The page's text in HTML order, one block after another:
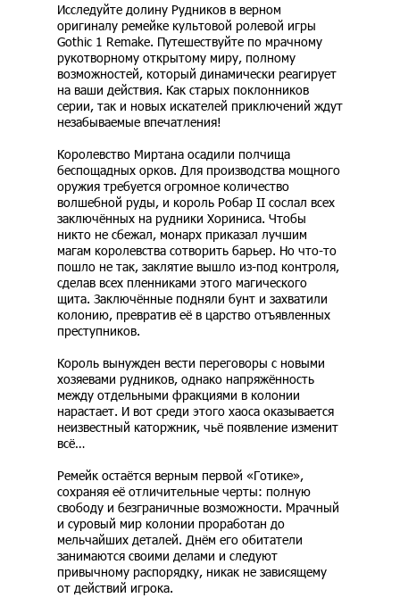
Исследуйте долину Рудников в верном
оригиналу ремейке культовой ролевой игры
Gothic 1 Remake. Путешествуйте по мрачному
рукотворному открытому миру, полному
возможностей, который динамически реагирует
на ваши действия. Как старых поклонников
серии, так и новых искателей приключений ждут
незабываемые впечатления!
Королевство Миртана осадили полчища
беспощадных орков. Для производства мощного
оружия требуется огромное количество
волшебной руды, и король Робар II сослал всех
заключённых на рудники Хориниса. Чтобы
никто не сбежал, монарх приказал лучшим
магам королевства сотворить барьер. Но что-то
пошло не так, заклятие вышло из-под контроля,
сделав всех пленниками этого магического
щита. Заключённые подняли бунт и захватили
колонию, превратив её в царство отъявленных
преступников.
Король вынужден вести переговоры с новыми
хозяевами рудников, однако напряжённость
между отдельными фракциями в колонии
нарастает. И вот среди этого хаоса оказывается
неизвестный каторжник, чьё появление изменит
всё…
Ремейк остаётся верным первой «Готике»,
сохраняя её отличительные черты: полную
свободу и безграничные возможности. Мрачный
и суровый мир колонии проработан до
мельчайших деталей. Днём его обитатели
занимаются своими делами и следуют
привычному распорядку, никак не зависящему
от действий игрока.